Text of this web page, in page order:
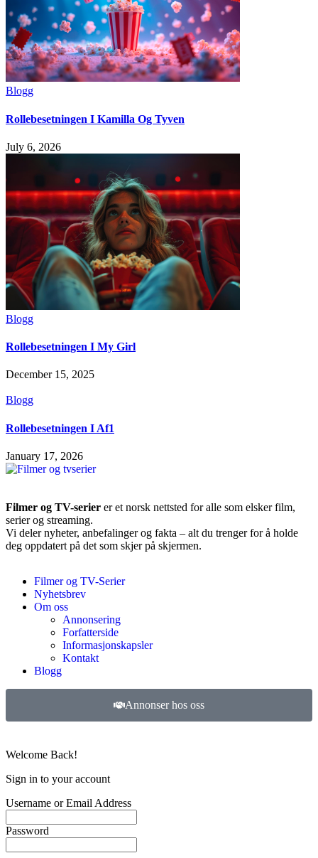
Blogg
Rollebesetningen I Kamilla Og Tyven
July 6, 2026
Blogg
Rollebesetningen I My Girl
December 15, 2025
Blogg
Rollebesetningen I Af1
January 17, 2026
Filmer og TV-serier er et norsk nettsted for alle som elsker film,
serier og streaming.
Vi deler nyheter, anbefalinger og fakta – alt du trenger for å holde
deg oppdatert på det som skjer på skjermen.
Filmer og TV-Serier
Nyhetsbrev
Om oss
Annonsering
Forfatterside
Informasjonskapsler
Kontakt
Blogg
Annonser hos oss
Welcome Back!
Sign in to your account
Username or Email Address
Password